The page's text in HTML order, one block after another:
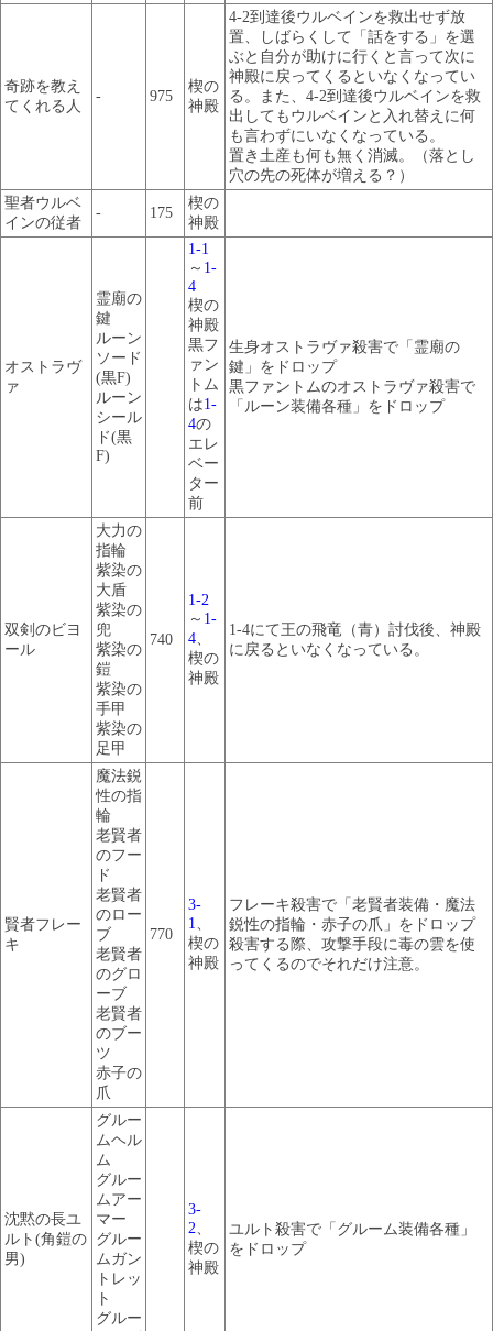
奇跡を教え
てくれる人
- 975
楔の
神殿
4-2到達後ウルベインを救出せず放
置、しばらくして「話をする」を選
ぶと自分が助けに行くと言って次に
神殿に戻ってくるといなくなってい
る。また、4-2到達後ウルベインを救
出してもウルベインと入れ替えに何
も言わずにいなくなっている。
置き土産も何も無く消滅。（落とし
穴の先の死体が増える？）
聖者ウルベ
インの従者
- 175
楔の
神殿
オストラヴ
ァ
霊廟の
鍵
ルーン
ソード
(黒F)
ルーン
シール
ド(黒
F)
1-1
～ 1-
4
楔の
神殿
黒フ
ァン
トム
は1-
4の
エレ
ベー
ター
前
生身オストラヴァ殺害で「霊廟の
鍵」をドロップ
黒ファントムのオストラヴァ殺害で
「ルーン装備各種」をドロップ
双剣のビヨ
ール
大力の
指輪
紫染の
大盾
紫染の
兜
紫染の
鎧
紫染の
手甲
紫染の
足甲
740
1-2
～ 1-
4、
楔の
神殿
1-4にて王の飛竜（青）討伐後、神殿
に戻るといなくなっている。
賢者フレー
キ
魔法鋭
性の指
輪
老賢者
のフー
ド
老賢者
のロー
ブ
老賢者
のグロ
ーブ
老賢者
のブー
ツ
赤子の
爪
770
3-
1、
楔の
神殿
フレーキ殺害で「老賢者装備・魔法
鋭性の指輪・赤子の爪」をドロップ
殺害する際、攻撃手段に毒の雲を使
ってくるのでそれだけ注意。
沈黙の長ユ
ルト(角鎧の
男)
グルー
ムヘル
ム
グルー
ムアー
マー
グルー
ムガン
トレッ
ト
グルー
3-
2、
楔の
神殿
ユルト殺害で「グルーム装備各種」
をドロップ